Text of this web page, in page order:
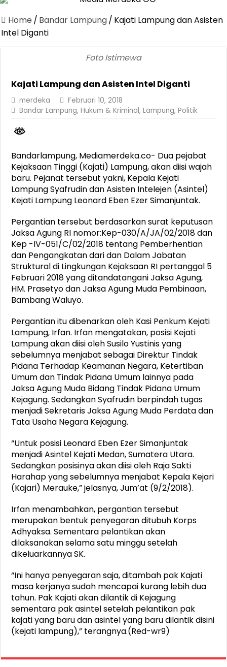
Canangkan Desa TAPIS dan Luncurkan Sekolah Lansia di
Pemprov Lampung Berhasil Kendalikan Inflasi, Jadi Provinsi
Pastikan Pelayanan Maksimal, Direksi Jasa Raharja Tinjau Korban
Dirut Jasa Raharja Dampingi Wamenhub Tinjau Penanganan
Jasa Raharja Jamin Seluruh Korban Kebakaran KM Mutiara
Gubernur Mirza Ajak IAI Darul Fattah Cetak SDM Adaptif
Purnama Wulan Sari Mirza Buka SiSeSa Roadshow Lampung
Home / Bandar Lampung/ Kajati Lampung dan Asisten
Intel Diganti
Foto Istimewa
Kajati Lampung dan Asisten Intel Diganti
merdeka
Februari 10, 2018
Bandar Lampung,Hukum & Kriminal,Lampung,Politik
Bandarlampung, Mediamerdeka.co- Dua pejabat
Kejaksaan Tinggi (Kajati) Lampung, akan diisi wajah
baru. Pejanat tersebut yakni, Kepala Kejati
Lampung Syafrudin dan Asisten Intelejen (Asintel)
Kejati Lampung Leonard Eben Ezer Simanjuntak.
Pergantian tersebut berdasarkan surat keputusan
Jaksa Agung RI nomor:Kep-030/A/JA/02/2018 dan
Kep -IV-051/C/02/2018 tentang Pemberhentian
dan Pengangkatan dari dan Dalam Jabatan
Struktural di Lingkungan Kejaksaan RI pertanggal 5
Februari 2018 yang ditandatangani Jaksa Agung,
HM. Prasetyo dan Jaksa Agung Muda Pembinaan,
Bambang Waluyo.
Pergantian itu dibenarkan oleh Kasi Penkum Kejati
Lampung, Irfan. Irfan mengatakan, posisi Kejati
Lampung akan diisi oleh Susilo Yustinis yang
sebelumnya menjabat sebagai Direktur Tindak
Pidana Terhadap Keamanan Negara, Ketertiban
Umum dan Tindak Pidana Umum lainnya pada
Jaksa Agung Muda Bidang Tindak Pidana Umum
Kejagung. Sedangkan Syafrudin berpindah tugas
menjadi Sekretaris Jaksa Agung Muda Perdata dan
Tata Usaha Negara Kejagung.
“Untuk posisi Leonard Eben Ezer Simanjuntak
menjadi Asintel Kejati Medan, Sumatera Utara.
Sedangkan posisinya akan diisi oleh Raja Sakti
Harahap yang sebelumnya menjabat Kepala Kejari
(Kajari) Merauke,” jelasnya, Jum’at (9/2/2018).
Irfan menambahkan, pergantian tersebut
merupakan bentuk penyegaran ditubuh Korps
Adhyaksa. Sementara pelantikan akan
dilaksanakan selama satu minggu setelah
dikeluarkannya SK.
“Ini hanya penyegaran saja, ditambah pak Kajati
masa kerjanya sudah mencapai kurang lebih dua
tahun. Pak Kajati akan dilantik di Kejagung
sementara pak asintel setelah pelantikan pak
kajati yang baru dan asintel yang baru dilantik disini
(kejati lampung),” terangnya.(Red-wr9)